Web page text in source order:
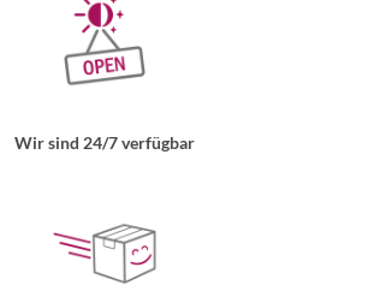
Wir sind 24/7 verfügbar